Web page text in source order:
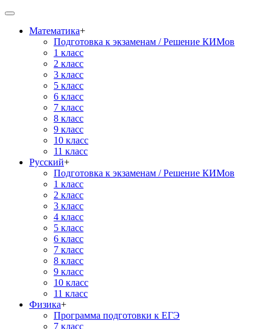
Математика+
Подготовка к экзаменам / Решение КИМов
1 класс
2 класс
3 класс
5 класс
6 класс
7 класс
8 класс
9 класс
10 класс
11 класс
Русский+
Подготовка к экзаменам / Решение КИМов
1 класс
2 класс
3 класс
4 класс
5 класс
6 класс
7 класс
8 класс
9 класс
10 класс
11 класс
Физика+
Программа подготовки к ЕГЭ
7 класс